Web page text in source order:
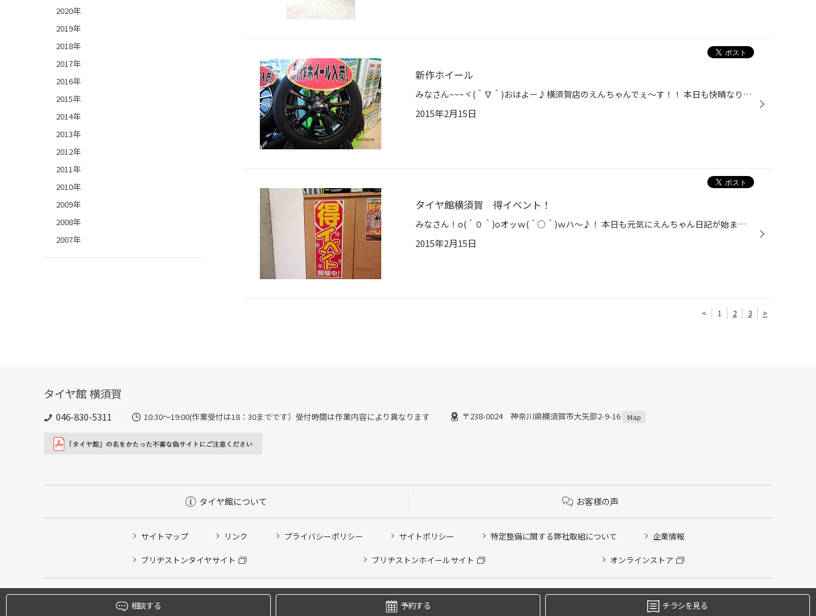
新作ホイール
みなさん~~~ヾ(＾∇＾)おはよー♪横須賀店のえんちゃんでぇ～す！！ 本日も快晴なりヾ(＠＾▽＾＠)ﾉ ワーイ！今日は当店人気コーナー 直行便コーナーにカッコいいホイールが入荷しました！！ 商品名 ユーロスピードフィーネ １４×４５ ４Ｈ４５ カラー ブラックポリッシュブラッククリア かなり良...
2015年2月15日
タイヤ館横須賀 得イベント！
みなさん！o(＾０＾)oオッｗ(＾○＾)ｗハ～♪！ 本日も元気にえんちゃん日記が始まるよぉ～o(^o^)o ﾜｸﾜｸ！ 今日はえんちゃんから耳寄りな情報発信です！ ｽﾍﾟｼｳﾑ光線！(⊃￣￣￣⌒￣)∩〓〓〓〓〓〓★！ 今月２月２１日（土）～２２日（日）二日間限定でイベントを開催致します！！！ (o^∇^o)ﾉ新商品（タイ...
2015年2月15日
< 1 2 3 >
2020年
2019年
2018年
2017年
2016年
2015年
2014年
2013年
2012年
2011年
2010年
2009年
2008年
2007年
タイヤ館 横須賀
046-830-5311 10:30～19:00(作業受付は18：30までです）受付時間は作業内容により異なります 〒238-0024 神奈川県横須賀市大矢部2-9-16 Map
タイヤ館について お客様の声
サイトマップ リンク プライバシーポリシー サイトポリシー 特定整備に関する弊社取組について 企業情報
ブリヂストンタイヤサイト ブリヂストンホイールサイト オンラインストア
Copyright © 2024 Bridgestone Retail Co.,Ltd. All rights Reserved.
相談する 予約する チラシを見る
タイヤ点検・安全点検/タイヤ履き替え/オイル交換/その他ピット作業の予約
クローク契約会員専用タイヤ履き替え※タイヤ履き替えを希望のクローク契約会員の方はこちらを選択ください
本日のタイヤ履き替え順番待ち予約 ※クローク契約会員の方はご利用いただけません